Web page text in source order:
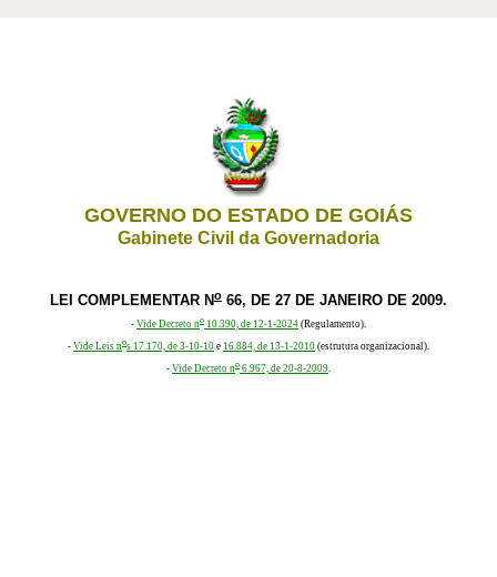
GOVERNO DO ESTADO DE GOIÁS
Gabinete Civil da Governadoria
LEI COMPLEMENTAR No 66, DE 27 DE JANEIRO DE 2009.
- Vide Decreto no 10.390, de 12-1-2024 (Regulamento).
- Vide Leis nos 17.170, de 3-10-10 e 16.884, de 13-1-2010 (estrutura organizacional).
- Vide Decreto no 6.967, de 20-8-2009.